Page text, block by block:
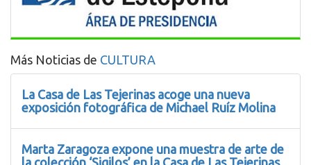
Más Noticias de CULTURA
La Casa de Las Tejerinas acoge una nueva
exposición fotográfica de Michael Ruíz Molina
Marta Zaragoza expone una muestra de arte de
la colección ‘Sigilos’ en la Casa de Las Tejerinas